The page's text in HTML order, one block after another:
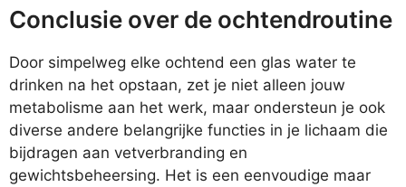
Conclusie over de ochtendroutine
Door simpelweg elke ochtend een glas water te
drinken na het opstaan, zet je niet alleen jouw
metabolisme aan het werk, maar ondersteun je ook
diverse andere belangrijke functies in je lichaam die
bijdragen aan vetverbranding en
gewichtsbeheersing. Het is een eenvoudige maar